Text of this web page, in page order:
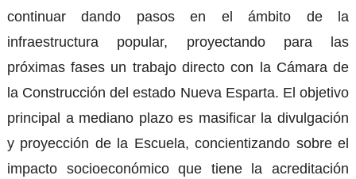
continuar dando pasos en el ámbito de la
infraestructura popular, proyectando para las
próximas fases un trabajo directo con la Cámara de
la Construcción del estado Nueva Esparta. El objetivo
principal a mediano plazo es masificar la divulgación
y proyección de la Escuela, concientizando sobre el
impacto socioeconómico que tiene la acreditación